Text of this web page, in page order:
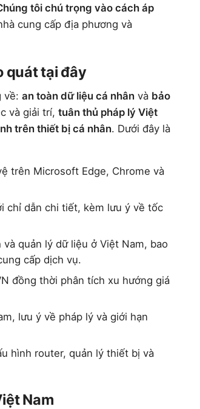
tôi chú trọng vào cách áp
cung cấp địa phương và
quát tại đây
về: an toàn dữ liệu cá nhân và bảo
và giải trí, tuân thủ pháp lý Việt
trên thiết bị cá nhân. Dưới đây là
trên Microsoft Edge, Chrome và
chỉ dẫn chi tiết, kèm lưu ý về tốc
quản lý dữ liệu ở Việt Nam, bao
cấp dịch vụ.
đồng thời phân tích xu hướng giá
lưu ý về pháp lý và giới hạn
hình router, quản lý thiết bị và
Nam